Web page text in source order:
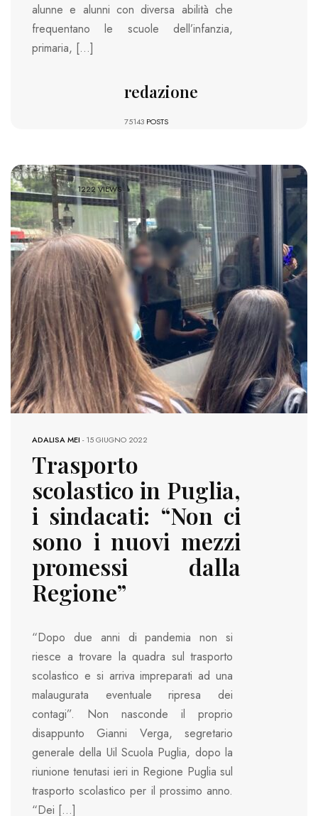
alunne e alunni con diversa abilità che
frequentano le scuole dell’infanzia,
primaria, […]
redazione
75143 POSTS
1222 VIEWS
ADALISA MEI -15 GIUGNO 2022
Trasporto
scolastico in Puglia,
i sindacati: “Non ci
sono i nuovi mezzi
promessi dalla
Regione”
“Dopo due anni di pandemia non si
riesce a trovare la quadra sul trasporto
scolastico e si arriva impreparati ad una
malaugurata eventuale ripresa dei
contagi”. Non nasconde il proprio
disappunto Gianni Verga, segretario
generale della Uil Scuola Puglia, dopo la
riunione tenutasi ieri in Regione Puglia sul
trasporto scolastico per il prossimo anno.
“Dei […]